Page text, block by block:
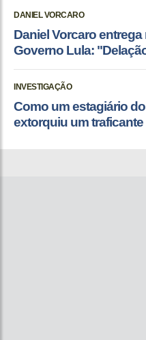
DANIEL VORCARO
Daniel Vorcaro
Governo Lula:
INVESTIGAÇÃO
Como um estagiário
extorquiu um traficante